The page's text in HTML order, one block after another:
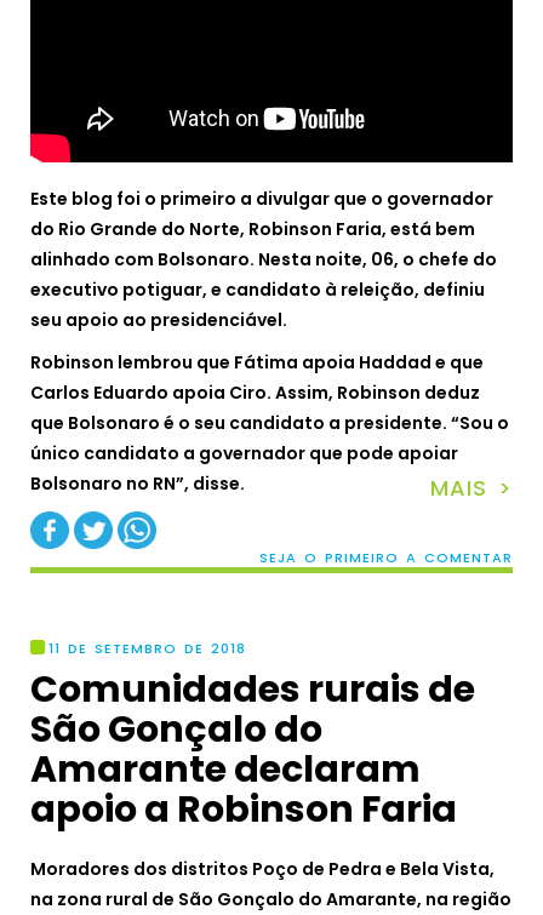
Este blog foi o primeiro a divulgar que o governador
do Rio Grande do Norte, Robinson Faria, está bem
alinhado com Bolsonaro. Nesta noite, 06, o chefe do
executivo potiguar, e candidato à releição, definiu
seu apoio ao presidenciável.
Robinson lembrou que Fátima apoia Haddad e que
Carlos Eduardo apoia Ciro. Assim, Robinson deduz
que Bolsonaro é o seu candidato a presidente. “Sou o
único candidato a governador que pode apoiar
Bolsonaro no RN”, disse.
MAIS >
SEJA O PRIMEIRO A COMENTAR
11 DE SETEMBRO DE 2018
Comunidades rurais de
São Gonçalo do
Amarante declaram
apoio a Robinson Faria
Moradores dos distritos Poço de Pedra e Bela Vista,
na zona rural de São Gonçalo do Amarante, na região